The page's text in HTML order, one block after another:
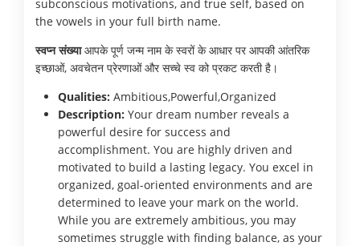
subconscious motivations, and true self, based on
the vowels in your full birth name.
स्वप्न संख्याआपके पूर्ण जन्म नाम के स्वरों के आधार पर आपकी आंतरिक
इच्छाओं, अवचेतन प्रेरणाओं और सच्चे स्व को प्रकट करती है।
Qualities: Ambitious,Powerful,Organized
Description: Your dream number reveals a
powerful desire for success and
accomplishment. You are highly driven and
motivated to build a lasting legacy. You excel in
organized, goal-oriented environments and are
determined to leave your mark on the world.
While you are extremely ambitious, you may
sometimes struggle with finding balance, as your